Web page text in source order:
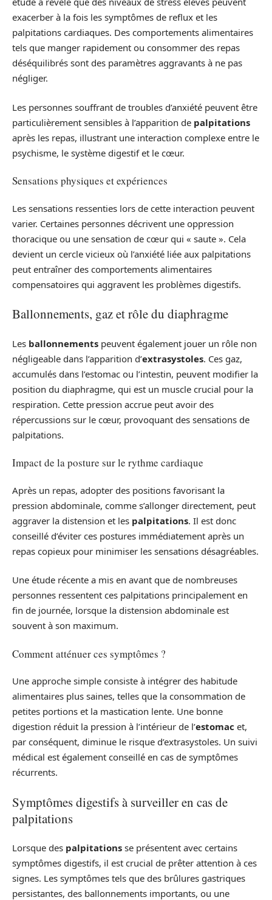
exacerber à la fois les symptômes de reflux et les
palpitations cardiaques. Des comportements alimentaires
tels que manger rapidement ou consommer des repas
déséquilibrés sont des paramètres aggravants à ne pas
négliger.
Les personnes souffrant de troubles d’anxiété peuvent être
particulièrement sensibles à l’apparition de palpitations
après les repas, illustrant une interaction complexe entre le
psychisme, le système digestif et le cœur.
Sensations physiques et expériences
Les sensations ressenties lors de cette interaction peuvent
varier. Certaines personnes décrivent une oppression
thoracique ou une sensation de cœur qui « saute ». Cela
devient un cercle vicieux où l’anxiété liée aux palpitations
peut entraîner des comportements alimentaires
compensatoires qui aggravent les problèmes digestifs.
Ballonnements, gaz et rôle du diaphragme
Les ballonnements peuvent également jouer un rôle non
négligeable dans l’apparition d’extrasystoles. Ces gaz,
accumulés dans l’estomac ou l’intestin, peuvent modifier la
position du diaphragme, qui est un muscle crucial pour la
respiration. Cette pression accrue peut avoir des
répercussions sur le cœur, provoquant des sensations de
palpitations.
Impact de la posture sur le rythme cardiaque
Après un repas, adopter des positions favorisant la
pression abdominale, comme s’allonger directement, peut
aggraver la distension et les palpitations. Il est donc
conseillé d’éviter ces postures immédiatement après un
repas copieux pour minimiser les sensations désagréables.
Une étude récente a mis en avant que de nombreuses
personnes ressentent ces palpitations principalement en
fin de journée, lorsque la distension abdominale est
souvent à son maximum.
Comment atténuer ces symptômes ?
Une approche simple consiste à intégrer des habitude
alimentaires plus saines, telles que la consommation de
petites portions et la mastication lente. Une bonne
digestion réduit la pression à l’intérieur de l’estomac et,
par conséquent, diminue le risque d’extrasystoles. Un suivi
médical est également conseillé en cas de symptômes
récurrents.
Symptômes digestifs à surveiller en cas de
palpitations
Lorsque des palpitations se présentent avec certains
symptômes digestifs, il est crucial de prêter attention à ces
signes. Les symptômes tels que des brûlures gastriques
persistantes, des ballonnements importants, ou une